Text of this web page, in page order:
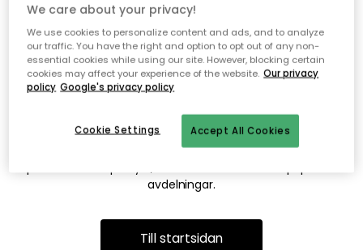
Vi hittar tyvärr inte sidan du
söker
Detta kan bero på att sidan inte längre finns eller att den har
flyttats. Vi ber om ursäkt för besväret. I menyn ovan kan du
prova att söka på nytt, eller besöka en av våra populära
avdelningar.
Till startsidan
We care about your privacy!
We use cookies to personalize content and ads, and to analyze
our traffic. You have the right and option to opt out of any non-
essential cookies while using our site. However, blocking certain
cookies may affect your experience of the website. Our privacy
policy Google's privacy policy
Accept All Cookies
Cookie Settings